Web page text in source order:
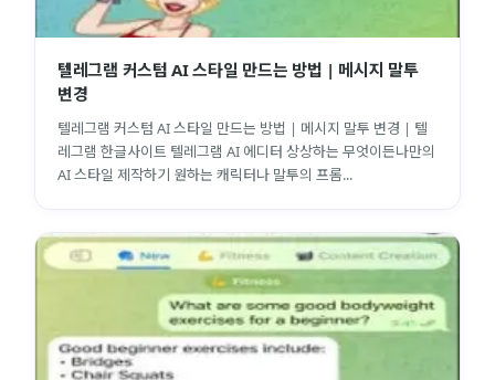
텔레그램 커스텀 AI 스타일 만드는 방법 | 메시지 말투
변경
텔레그램 커스텀 AI 스타일 만드는 방법 | 메시지 말투 변경 | 텔
레그램 한글사이트 텔레그램 AI 에디터 상상하는 무엇이든나만의
AI 스타일 제작하기 원하는 캐릭터나 말투의 프롬...